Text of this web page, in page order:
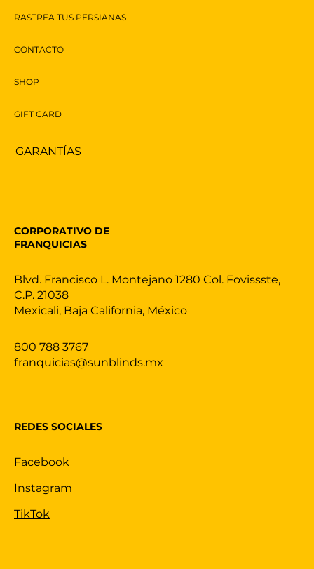
RASTREA TUS PERSIANAS
CONTACTO
SHOP
GIFT CARD
GARANTÍAS
800 788 3767
franquicias@sunblinds.mx
Blvd. Francisco L. Montejano 1280 Col. Fovissste,
C.P. 21038
Mexicali, Baja California, México
CORPORATIVO DE
FRANQUICIAS
REDES SOCIALES
Facebook
Instagram
TikTok